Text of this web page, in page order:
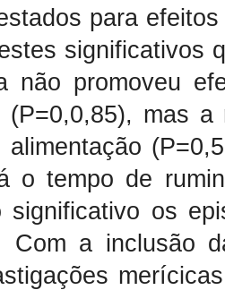
para
significativos
não promoveu
(P=0,0,85), mas
o tempo de
significativo os
Com a inclusão